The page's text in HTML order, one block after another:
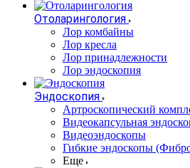
Отоларингология
Лор комбайны
Лор кресла
Лор принадлежности
Лор эндоскопия
Эндоскопия
Артроскопический
Видеокапсульная
Видеоэндоскопы
Гибкие эндоскопы
Еще